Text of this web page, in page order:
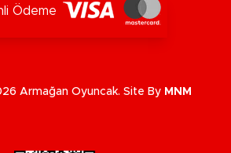
Ödeme
Armağan Oyuncak. Site By MNM